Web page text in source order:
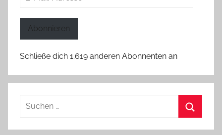
Abonnieren
Schließe dich 1.619 anderen Abonnenten an
Suchen